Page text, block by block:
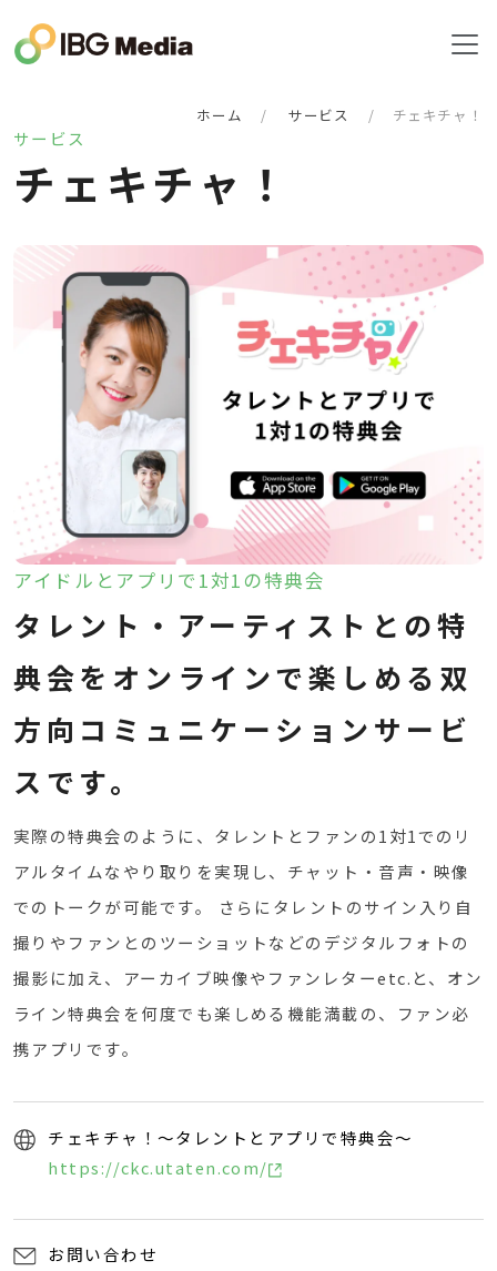
サービス
ホーム サービス チェキチャ！
チ ェ キチ ャ ！
アイドルとアプリで1対1の特典会
タレント・アーティストとの特
典会をオンラインで楽しめる双
方向コミュニケーションサービ
スです。
実際の特典会のように、タレントとファンの1対1でのリ
アルタイムなやり取りを実現し、チャット・音声・映像
でのトークが可能です。 さらにタレントのサイン入り自
撮りやファンとのツーショットなどのデジタルフォトの
撮影に加え、アーカイブ映像やファンレターetc.と、オン
ライン特典会を何度でも楽しめる機能満載の、ファン必
携アプリです。
チェキチャ！～タレントとアプリで特典会～
https://ckc.utaten.com/
お問い合わせ